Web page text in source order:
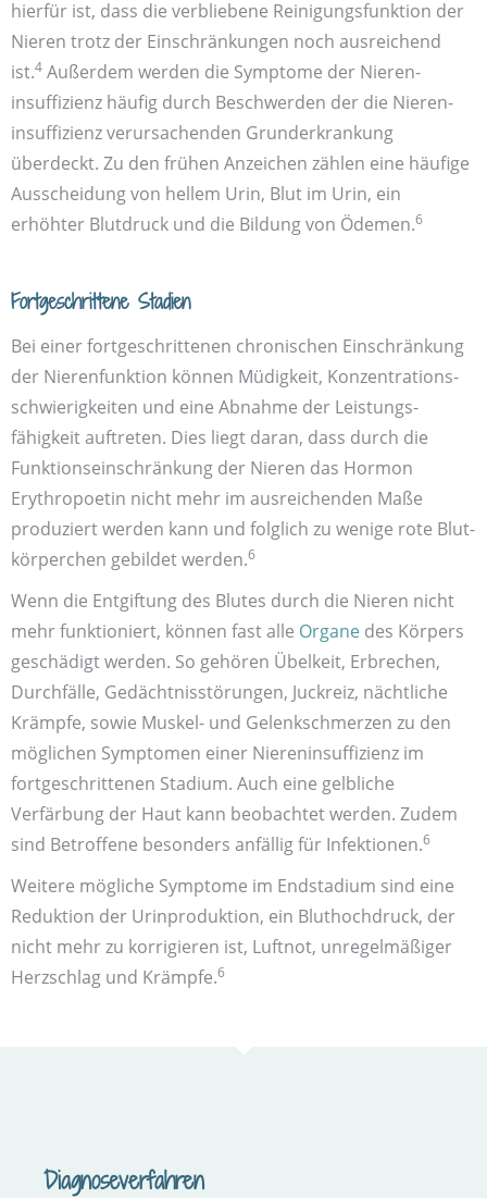
hierfür ist, dass die verbliebene Reinigungs­funktion der
Nieren trotz der Einschränkungen noch ausreichend
ist.4 Außerdem werden die Symptome der Nieren­
insuffizienz häufig durch Beschwerden der die Nieren­
insuffizienz verursachenden Grund­erkrankung
überdeckt. Zu den frühen Anzeichen zählen eine häufige
Ausscheidung von hellem Urin, Blut im Urin, ein
erhöhter Blut­druck und die Bildung von Ödemen.6
Fortgeschrittene Stadien
Bei einer fortgeschrittenen chronischen Einschränkung
der Nieren­funktion können Müdigkeit, Konzentrations­
schwierigkeiten und eine Abnahme der Leistungs­
fähigkeit auftreten. Dies liegt daran, dass durch die
Funktions­einschränkung der Nieren das Hormon
Erythropoetin nicht mehr im ausreichenden Maße
produziert werden kann und folglich zu wenige rote Blut­
körperchen gebildet werden.6
Wenn die Entgiftung des Blutes durch die Nieren nicht
mehr funktioniert, können fast alle Organe des Körpers
geschädigt werden. So gehören Übelkeit, Erbrechen,
Durchfälle, Gedächtnis­störungen, Juckreiz, nächtliche
Krämpfe, sowie Muskel- und Gelenk­schmerzen zu den
möglichen Symptomen einer Nieren­insuffizienz im
fortgeschrittenen Stadium. Auch eine gelbliche
Verfärbung der Haut kann beobachtet werden. Zudem
sind Betroffene besonders anfällig für Infektionen.6
Weitere mögliche Symptome im Endstadium sind eine
Reduktion der Urin­produktion, ein Blut­hochdruck, der
nicht mehr zu korrigieren ist, Luft­not, unregelmäßiger
Herzschlag und Krämpfe.6
Diagnose­verfahren